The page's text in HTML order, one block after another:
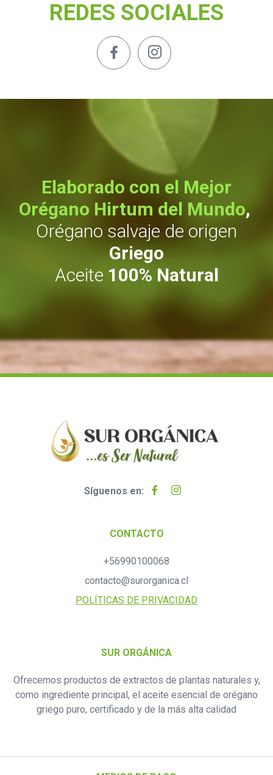
REDES SOCIALES
Elaborado con el Mejor
Orégano Hirtum del Mundo,
Orégano salvaje de origen
Griego
Aceite 100% Natural
Síguenos en:
CONTACTO
+56990100068
contacto@surorganica.cl
POLÍTICAS DE PRIVACIDAD
SUR ORGÁNICA
Ofrecemos productos de extractos de plantas naturales y,
como ingrediente principal, el aceite esencial de orégano
griego puro, certificado y de la más alta calidad